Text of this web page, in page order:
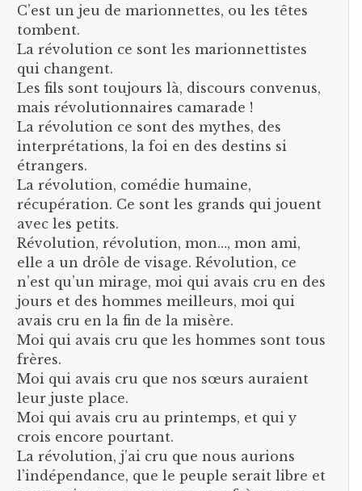
C’est un jeu de marionnettes, ou les têtes
tombent.
La révolution ce sont les marionnettistes
qui changent.
Les fils sont toujours là, discours convenus,
mais révolutionnaires camarade !
La révolution ce sont des mythes, des
interprétations, la foi en des destins si
étrangers.
La révolution, comédie humaine,
récupération. Ce sont les grands qui jouent
avec les petits.
Révolution, révolution, mon…, mon ami,
elle a un drôle de visage. Révolution, ce
n’est qu’un mirage, moi qui avais cru en des
jours et des hommes meilleurs, moi qui
avais cru en la fin de la misère.
Moi qui avais cru que les hommes sont tous
frères.
Moi qui avais cru que nos sœurs auraient
leur juste place.
Moi qui avais cru au printemps, et qui y
crois encore pourtant.
La révolution, j’ai cru que nous aurions
l’indépendance, que le peuple serait libre et